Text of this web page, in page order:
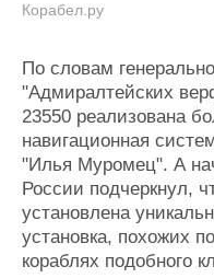
Корабел.ру
По словам
"Адмиралтейских
23550 реализована
навигационная
"Илья Муромец". А
России подчеркнул,
установлена
установка, похожих
кораблях подобного